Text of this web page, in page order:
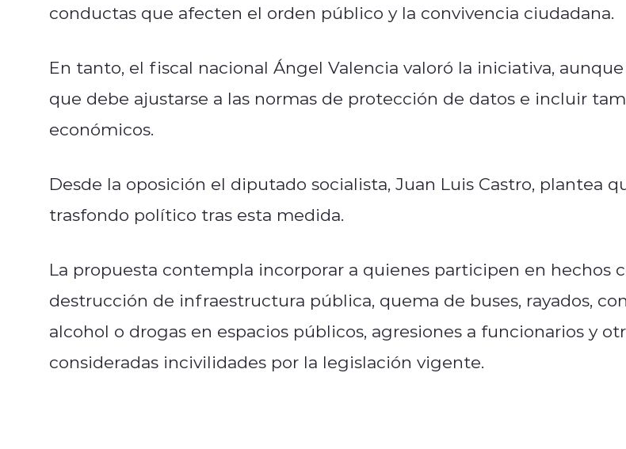
conductas que afecten el orden público y la convivencia ciudadana.
En tanto, el fiscal nacional Ángel Valencia valoró la iniciativa,
que debe ajustarse a las normas de protección de datos e incluir
económicos.
Desde la oposición el diputado socialista, Juan Luis Castro, plantea
trasfondo político tras esta medida.
La propuesta contempla incorporar a quienes participen en hechos
destrucción de infraestructura pública, quema de buses, rayados,
alcohol o drogas en espacios públicos, agresiones a funcionarios y
consideradas incivilidades por la legislación vigente.